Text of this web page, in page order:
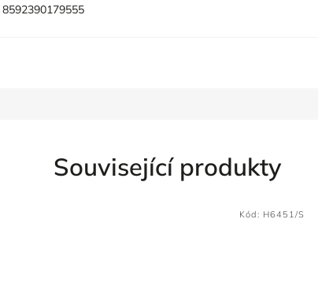
8592390179555
Související produkty
Kód: H6451/S